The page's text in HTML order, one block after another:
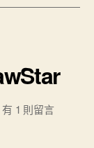
在
有 1 則留言